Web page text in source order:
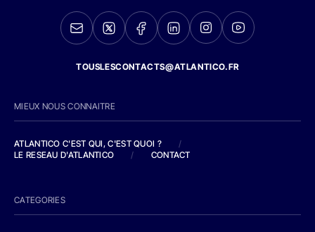
TOUSLESCONTACTS@ATLANTICO.FR
MIEUX NOUS CONNAITRE
ATLANTICO C'EST QUI, C'EST QUOI ?
/
LE RESEAU D'ATLANTICO
/ CONTACT
CATEGORIES